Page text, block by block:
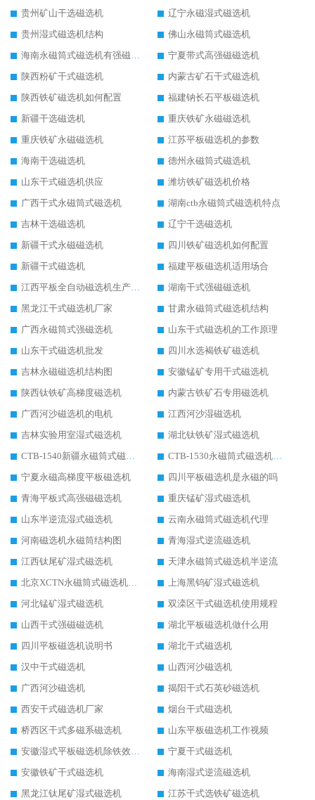
贵州矿山干选磁选机
辽宁永磁湿式磁选机
贵州湿式磁选机结构
佛山永磁筒式磁选机
海南永磁筒式磁选机有强磁的吗
宁夏带式高强磁磁选机
陕西粉矿干式磁选机
内蒙古矿石干式磁选机
陕西铁矿磁选机如何配置
福建钠长石平板磁选机
新疆干选磁选机
重庆铁矿永磁磁选机
重庆铁矿永磁磁选机
江苏平板磁选机的参数
海南干选磁选机
德州永磁筒式磁选机
山东干式磁选机供应
潍坊铁矿磁选机价格
广西干式永磁筒式磁选机
湖南ctb永磁筒式磁选机特点
吉林干选磁选机
辽宁干选磁选机
新疆干式永磁磁选机
四川铁矿磁选机如何配置
新疆干式磁选机
福建平板磁选机适用场合
江西平板全自动磁选机生产厂家
湖南干式强磁磁选机
黑龙江干式磁选机厂家
甘肃永磁筒式磁选机结构
广西永磁筒式强磁选机
山东干式磁选机的工作原理
山东干式磁选机批发
四川水选褐铁矿磁选机
吉林永磁磁选机结构图
安徽锰矿专用干式磁选机
陕西钛铁矿高梯度磁选机
内蒙古铁矿石专用磁选机
广西河沙磁选机的电机
江西河沙湿磁选机
吉林实验用室湿式磁选机
湖北钛铁矿湿式磁选机
CTB-1540新疆永磁筒式磁选机
CTB-1530永磁筒式磁选机代理商
宁夏永磁高梯度平板磁选机
四川平板磁选机是永磁的吗
青海平板式高强磁磁选机
重庆锰矿湿式磁选机
山东半逆流湿式磁选机
云南永磁筒式磁选机代理
河南磁选机永磁筒结构图
青海湿式逆流磁选机
江西钛尾矿湿式磁选机
天津永磁筒式磁选机半逆流
北京XCTN永磁筒式磁选机磁块位置
上海黑钨矿湿式磁选机
河北锰矿湿式磁选机
双滦区干式磁选机使用规程
山西干式强磁磁选机
湖北平板磁选机做什么用
四川平板磁选机说明书
湖北干式磁选机
汉中干式磁选机
山西河沙磁选机
广西河沙磁选机
揭阳干式石英砂磁选机
西安干式磁选机厂家
烟台干式磁选机
桥西区干式多磁系磁选机
山东平板磁选机工作视频
安徽湿式平板磁选机除铁效果怎么样
宁夏干式磁选机
安徽铁矿干式磁选机
海南湿式逆流磁选机
黑龙江钛尾矿湿式磁选机
江苏干式选铁矿磁选机